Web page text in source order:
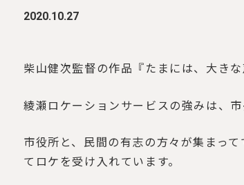
2020.10.27
柴山健次監督の作品『たまには、大き
綾瀬ロケーションサービスの強みは、
市役所と、民間の有志の方々が集まっ
てロケを受け入れています。